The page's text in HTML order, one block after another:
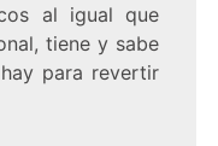
al igual que
tiene y sabe
para revertir